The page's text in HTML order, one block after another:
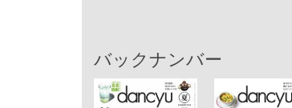
バックナンバー